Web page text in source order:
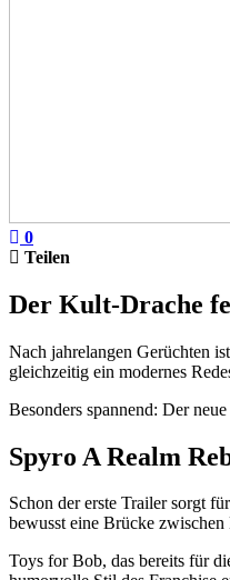
0
Teilen
Der Kult-Drache
Nach jahrelangen Gerüchten
gleichzeitig ein modernes
Besonders spannend: Der
Spyro A Realm
Schon der erste Trailer sorgt
bewusst eine Brücke
Toys for Bob, das bereits für